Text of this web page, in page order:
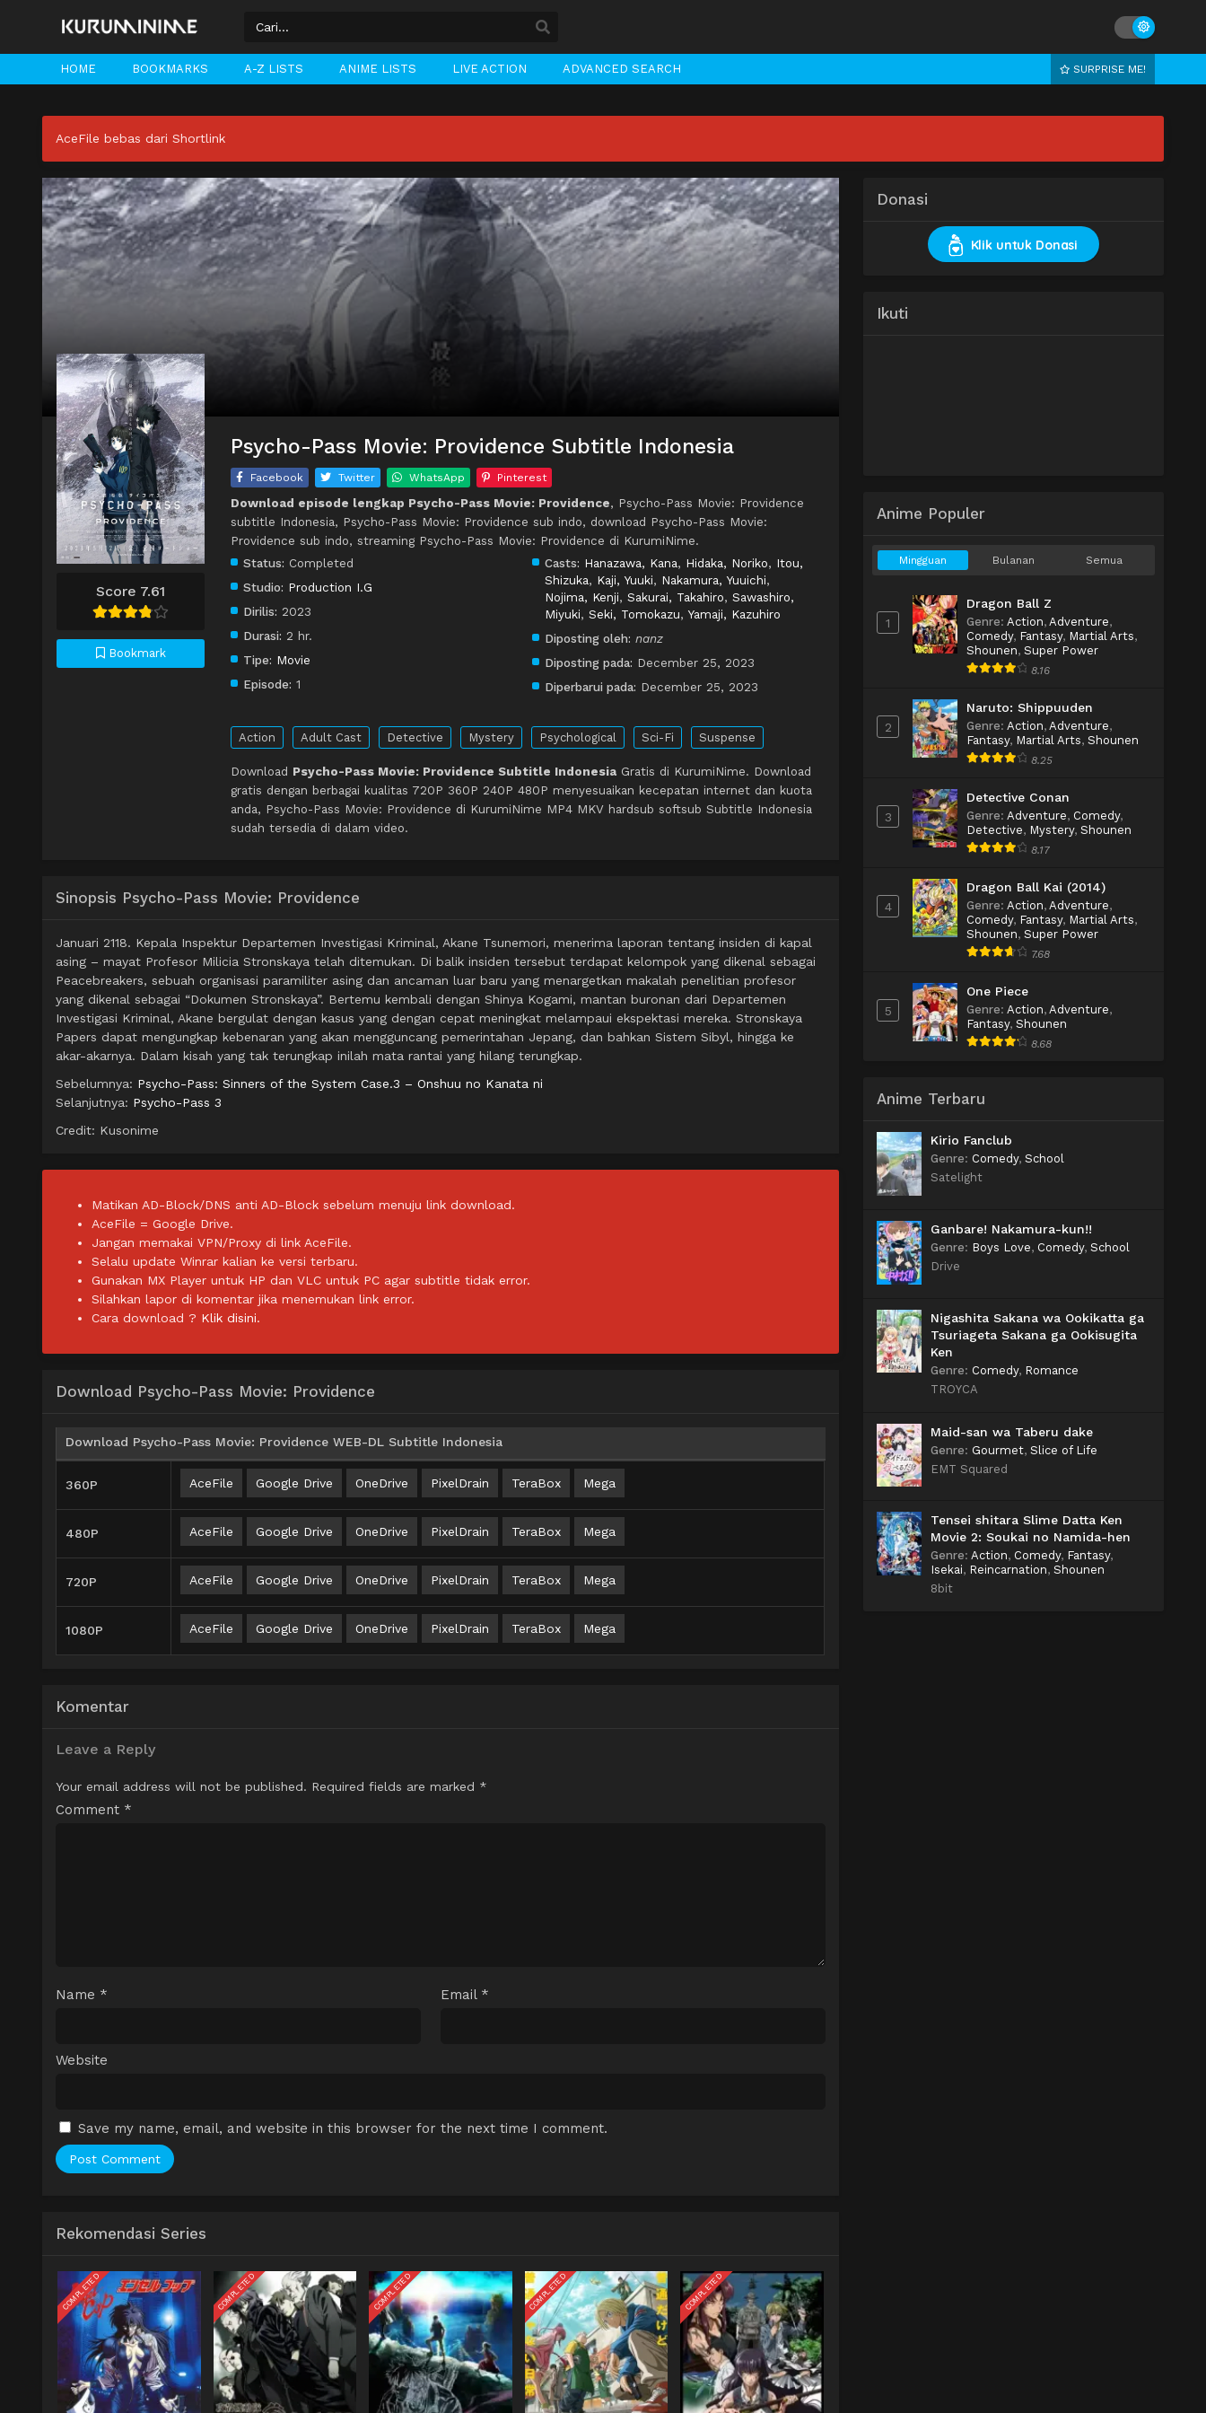
HOME BOOKMARKS A-Z LISTS ANIME LISTS LIVE ACTION ADVANCED SEARCH SURPRISE ME!
AceFile bebas dari Shortlink
Score 7.61
Bookmark
Psycho-Pass Movie: Providence Subtitle Indonesia
Facebook Twitter WhatsApp Pinterest
Download episode lengkap Psycho-Pass Movie: Providence, Psycho-Pass Movie: Providence
subtitle Indonesia, Psycho-Pass Movie: Providence sub indo, download Psycho-Pass Movie:
Providence sub indo, streaming Psycho-Pass Movie: Providence di KurumiNime.
Status: Completed
Studio: Production I.G
Dirilis: 2023
Durasi: 2 hr.
Tipe: Movie
Episode: 1
Casts: Hanazawa, Kana, Hidaka, Noriko, Itou,
Shizuka, Kaji, Yuuki, Nakamura, Yuuichi,
Nojima, Kenji, Sakurai, Takahiro, Sawashiro,
Miyuki, Seki, Tomokazu, Yamaji, Kazuhiro
Diposting oleh: nanz
Diposting pada: December 25, 2023
Diperbarui pada: December 25, 2023
Action Adult Cast Detective Mystery Psychological Sci-Fi Suspense
Download Psycho-Pass Movie: Providence Subtitle Indonesia Gratis di KurumiNime. Download
gratis dengan berbagai kualitas 720P 360P 240P 480P menyesuaikan kecepatan internet dan kuota
anda, Psycho-Pass Movie: Providence di KurumiNime MP4 MKV hardsub softsub Subtitle Indonesia
sudah tersedia di dalam video.
Sinopsis Psycho-Pass Movie: Providence
Januari 2118. Kepala Inspektur Departemen Investigasi Kriminal, Akane Tsunemori, menerima laporan tentang insiden di kapal
asing – mayat Profesor Milicia Stronskaya telah ditemukan. Di balik insiden tersebut terdapat kelompok yang dikenal sebagai
Peacebreakers, sebuah organisasi paramiliter asing dan ancaman luar baru yang menargetkan makalah penelitian profesor
yang dikenal sebagai “Dokumen Stronskaya”. Bertemu kembali dengan Shinya Kogami, mantan buronan dari Departemen
Investigasi Kriminal, Akane bergulat dengan kasus yang dengan cepat meningkat melampaui ekspektasi mereka. Stronskaya
Papers dapat mengungkap kebenaran yang akan mengguncang pemerintahan Jepang, dan bahkan Sistem Sibyl, hingga ke
akar-akarnya. Dalam kisah yang tak terungkap inilah mata rantai yang hilang terungkap.
Sebelumnya: Psycho-Pass: Sinners of the System Case.3 – Onshuu no Kanata ni
Selanjutnya: Psycho-Pass 3
Credit: Kusonime
Matikan AD-Block/DNS anti AD-Block sebelum menuju link download.
AceFile = Google Drive.
Jangan memakai VPN/Proxy di link AceFile.
Selalu update Winrar kalian ke versi terbaru.
Gunakan MX Player untuk HP dan VLC untuk PC agar subtitle tidak error.
Silahkan lapor di komentar jika menemukan link error.
Cara download ? Klik disini.
Download Psycho-Pass Movie: Providence
Download Psycho-Pass Movie: Providence WEB-DL Subtitle Indonesia
360P AceFile Google Drive OneDrive PixelDrain TeraBox Mega
480P AceFile Google Drive OneDrive PixelDrain TeraBox Mega
720P AceFile Google Drive OneDrive PixelDrain TeraBox Mega
1080P AceFile Google Drive OneDrive PixelDrain TeraBox Mega
Komentar
Leave a Reply
Your email address will not be published. Required fields are marked *
Comment *
Name * Email *
Website
Save my name, email, and website in this browser for the next time I comment.
Rekomendasi Series
COMPLETED COMPLETED COMPLETED COMPLETED COMPLETED
Donasi
Klik untuk Donasi
Ikuti
Anime Populer
Mingguan Bulanan Semua
1
Dragon Ball Z
Genre: Action, Adventure,
Comedy, Fantasy, Martial Arts,
Shounen, Super Power
8.16
2
Naruto: Shippuuden
Genre: Action, Adventure,
Fantasy, Martial Arts, Shounen
8.25
3
Detective Conan
Genre: Adventure, Comedy,
Detective, Mystery, Shounen
8.17
4
Dragon Ball Kai (2014)
Genre: Action, Adventure,
Comedy, Fantasy, Martial Arts,
Shounen, Super Power
7.68
5
One Piece
Genre: Action, Adventure,
Fantasy, Shounen
8.68
Anime Terbaru
Kirio Fanclub
Genre: Comedy, School
Satelight
Ganbare! Nakamura-kun!!
Genre: Boys Love, Comedy, School
Drive
Nigashita Sakana wa Ookikatta ga
Tsuriageta Sakana ga Ookisugita
Ken
Genre: Comedy, Romance
TROYCA
Maid-san wa Taberu dake
Genre: Gourmet, Slice of Life
EMT Squared
Tensei shitara Slime Datta Ken
Movie 2: Soukai no Namida-hen
Genre: Action, Comedy, Fantasy,
Isekai, Reincarnation, Shounen
8bit